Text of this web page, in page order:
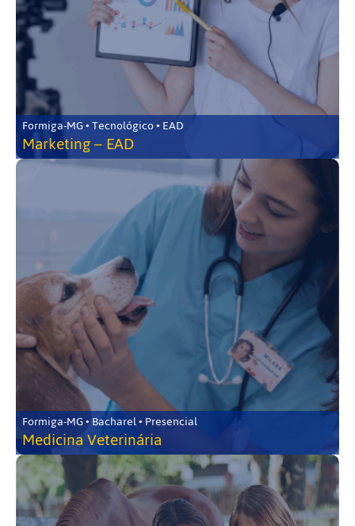
Formiga-MG • Tecnológico • EAD
Marketing – EAD
Formiga-MG • Bacharel • Presencial
Medicina Veterinária